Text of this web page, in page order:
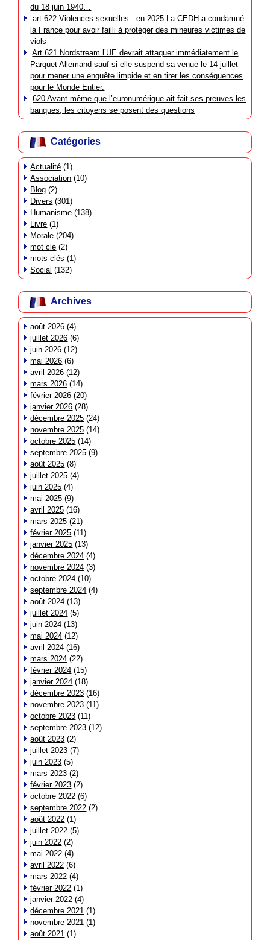
du 18 juin 1940…
art 622 Violences sexuelles : en 2025 La CEDH a condamné
la France pour avoir failli à protéger des mineures victimes de
viols
Art 621 Nordstream l’UE devrait attaquer immédiatement le
Parquet Allemand sauf si elle suspend sa venue le 14 juillet
pour mener une enquête limpide et en tirer les conséquences
pour le Monde Entier.
620 Avant même que l’euronumérique ait fait ses preuves les
banques, les citoyens se posent des questions
Catégories
Actualité (1)
Association (10)
Blog (2)
Divers (301)
Humanisme (138)
Livre (1)
Morale (204)
mot cle (2)
mots-clés (1)
Social (132)
Archives
août 2026 (4)
juillet 2026 (6)
juin 2026 (12)
mai 2026 (6)
avril 2026 (12)
mars 2026 (14)
février 2026 (20)
janvier 2026 (28)
décembre 2025 (24)
novembre 2025 (14)
octobre 2025 (14)
septembre 2025 (9)
août 2025 (8)
juillet 2025 (4)
juin 2025 (4)
mai 2025 (9)
avril 2025 (16)
mars 2025 (21)
février 2025 (11)
janvier 2025 (13)
décembre 2024 (4)
novembre 2024 (3)
octobre 2024 (10)
septembre 2024 (4)
août 2024 (13)
juillet 2024 (5)
juin 2024 (13)
mai 2024 (12)
avril 2024 (16)
mars 2024 (22)
février 2024 (15)
janvier 2024 (18)
décembre 2023 (16)
novembre 2023 (11)
octobre 2023 (11)
septembre 2023 (12)
août 2023 (2)
juillet 2023 (7)
juin 2023 (5)
mars 2023 (2)
février 2023 (2)
octobre 2022 (6)
septembre 2022 (2)
août 2022 (1)
juillet 2022 (5)
juin 2022 (2)
mai 2022 (4)
avril 2022 (6)
mars 2022 (4)
février 2022 (1)
janvier 2022 (4)
décembre 2021 (1)
novembre 2021 (1)
août 2021 (1)